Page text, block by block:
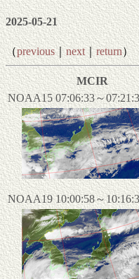
2025-05-21
（previous｜next｜ return）
MCIR
NOAA15 07:06:33～
NOAA19 10:00:58～